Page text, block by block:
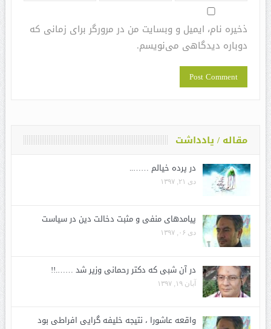
ذخیره نام، ایمیل و وبسایت من در مرورگر برای زمانی که
دوباره دیدگاهی می‌نویسم.
مقاله / یادداشت
در پرده خیالم ……..
دی ۲۱, ۱۳۹۷
پیامدهای منفی و مثبت دخالت دین در سیاست
دی ۰۶, ۱۳۹۷
در آن شبی که دکتر رحمانی وزیر شد …….!!
آبان ۱۹, ۱۳۹۷
واقعه عاشورا ، نتیجه خلیفه گرایی افراطی بود